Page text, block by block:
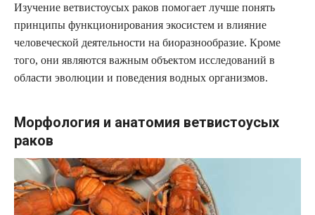
Изучение ветвистоусых раков помогает лучше понять
принципы функционирования экосистем и влияние
человеческой деятельности на биоразнообразие. Кроме
того, они являются важным объектом исследований в
области эволюции и поведения водных организмов.
Морфология и анатомия ветвистоусых
раков